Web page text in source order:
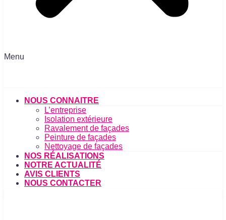
Menu
NOUS CONNAITRE
L’entreprise
Isolation extérieure
Ravalement de façades
Peinture de façades
Nettoyage de façades
NOS RÉALISATIONS
NOTRE ACTUALITÉ
AVIS CLIENTS
NOUS CONTACTER